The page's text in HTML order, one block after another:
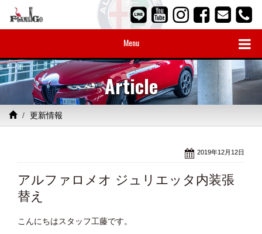
Menu
Article
更新情報
2019年12月12日
アルファロメオ ジュリエッタ内装張
替え
こんにちはスタッフ工藤です。